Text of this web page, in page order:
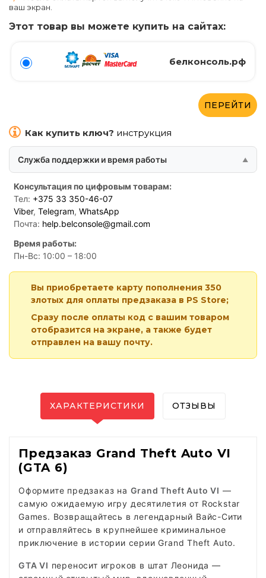
ваш экран.
Этот товар вы можете купить на сайтах:
белконсоль.рф
ПЕРЕЙТИ
Как купить ключ? инструкция
Служба поддержки и время работы
Консультация по цифровым товарам:
Тел: +375 33 350-46-07
Viber, Telegram, WhatsApp
Почта: help.belconsole@gmail.com
Время работы:
Пн-Вс: 10:00 – 18:00
Вы приобретаете карту пополнения 350
злотых для оплаты предзаказа в PS Store;
Сразу после оплаты код с вашим товаром
отобразится на экране, а также будет
отправлен на вашу почту.
ХАРАКТЕРИСТИКИ ОТЗЫВЫ
Предзаказ Grand Theft Auto VI
(GTA 6)
Оформите предзаказ на Grand Theft Auto VI —
самую ожидаемую игру десятилетия от Rockstar
Games. Возвращайтесь в легендарный Вайс-Сити
и отправляйтесь в крупнейшее криминальное
приключение в истории серии Grand Theft Auto.
GTA VI переносит игроков в штат Леонида —